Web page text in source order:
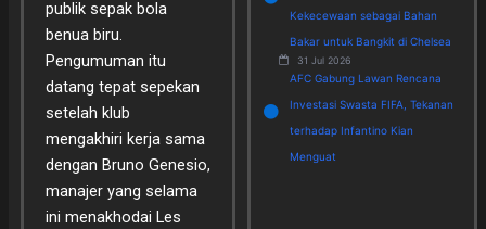
publik sepak bola
benua biru.
Pengumuman itu
datang tepat sepekan
setelah klub
mengakhiri kerja sama
dengan Bruno Genesio,
manajer yang selama
ini menakhodai Les
Kekecewaan sebagai Bahan
Bakar untuk Bangkit di Chelsea
31 Jul 2026
AFC Gabung Lawan Rencana
Investasi Swasta FIFA, Tekanan
terhadap Infantino Kian
Menguat